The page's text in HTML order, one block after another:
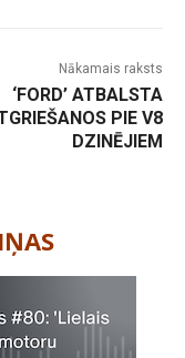
Nākamais raksts
‘FORD’ ATBALSTA
PIE V8
DZINĒJIEM